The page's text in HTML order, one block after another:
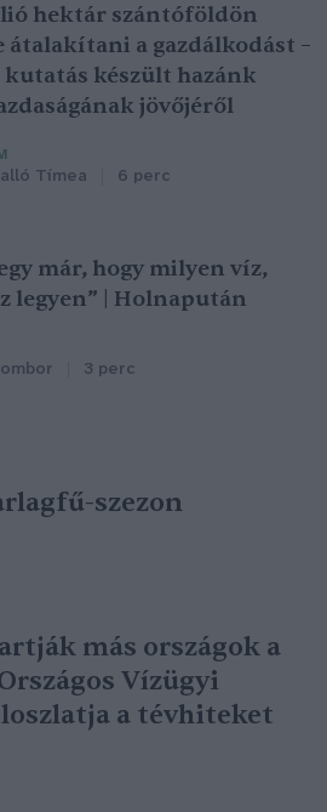
hektár szántóföldön
átalakítani a gazdálkodást –
kutatás készült hazánk
jövőjéről
Tímea 6 perc
már, hogy milyen víz,
legyen” | Holnapután
3 perc
szezon
más országok a
Vízügyi
a tévhiteket